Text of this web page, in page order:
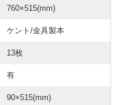
760×515(mm)
ケント/金具製本
13枚
有
90×515(mm)